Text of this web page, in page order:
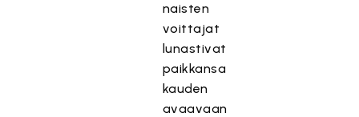
naisten
voittajat
lunastivat
paikkansa
kauden
avaavaan